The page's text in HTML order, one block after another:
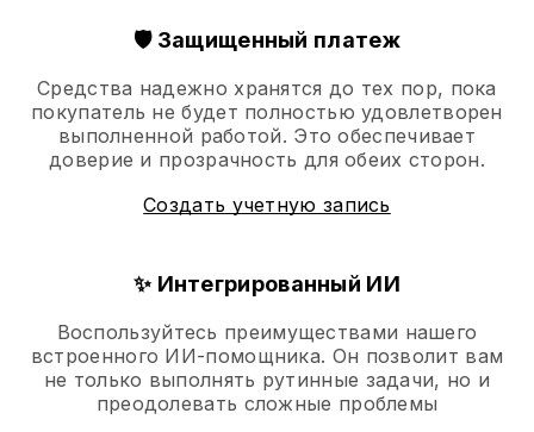
🛡️ Защищенный платеж
Средства надежно хранятся до тех пор, пока
покупатель не будет полностью удовлетворен
выполненной работой. Это обеспечивает
доверие и прозрачность для обеих сторон.
Создать учетную запись
✨ Интегрированный ИИ
Воспользуйтесь преимуществами нашего
встроенного ИИ-помощника. Он позволит вам
не только выполнять рутинные задачи, но и
преодолевать сложные проблемы